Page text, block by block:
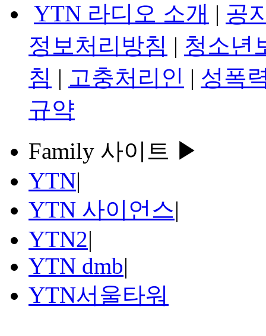
YTN 라디오 소개 | 공
정보처리방침 | 청소년
침 | 고충처리인 | 성폭
규약
Family 사이트 ▶
YTN|
YTN 사이언스|
YTN2|
YTN dmb|
YTN서울타워